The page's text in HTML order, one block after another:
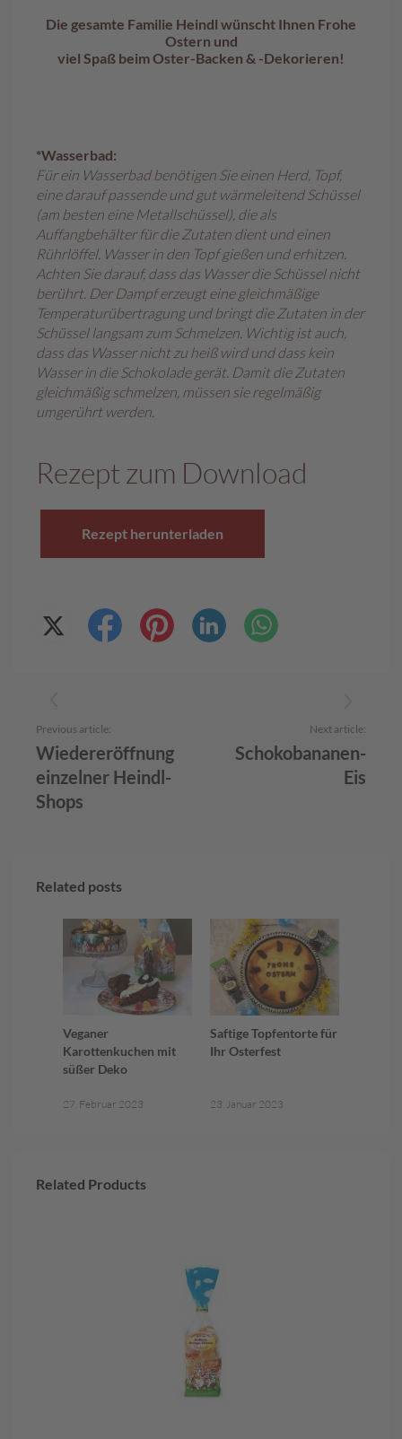
Familienunternehmen
Filialen
Schokowelt
Aktionen
Die gesamte Familie Heindl wünscht Ihnen Frohe
Ostern und
viel Spaß beim Oster-Backen & -Dekorieren!
*Wasserbad:
Für ein Wasserbad benötigen Sie einen Herd, Topf,
eine darauf passende und gut wärmeleitend Schüssel
(am besten eine Metallschüssel), die als
Auffangbehälter für die Zutaten dient und einen
Rührlöffel. Wasser in den Topf gießen und erhitzen.
Achten Sie darauf, dass das Wasser die Schüssel nicht
berührt. Der Dampf erzeugt eine gleichmäßige
Temperaturübertragung und bringt die Zutaten in der
Schüssel langsam zum Schmelzen. Wichtig ist auch,
dass das Wasser nicht zu heiß wird und dass kein
Wasser in die Schokolade gerät. Damit die Zutaten
gleichmäßig schmelzen, müssen sie regelmäßig
umgerührt werden.
Rezept zum Download
Rezept herunterladen
Previous article:
Wiedereröffnung
einzelner Heindl-
Shops
Next article:
Schokobananen-
Eis
Related posts
Veganer
Karottenkuchen mit
süßer Deko
27. Februar 2023
Saftige Topfentorte für
Ihr Osterfest
23. Januar 2023
Related Products